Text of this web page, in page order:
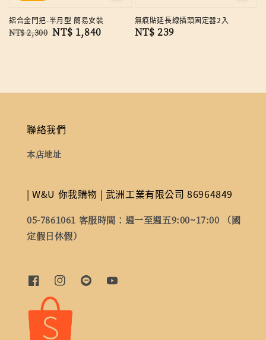
鋁合金門把-半月型 簡易安裝
Regular
NT$ 2,300 Sale
NT$ 1,840
無痕貼延長線插頭固定器2入
Regular
NT$ 239
聯絡我們
本店地址
| W&U 你我購物 | 武洲工業有限公司 86964849
05-7861061 客服時間：週一至週五9:00~17:00 （國
定假日休假）